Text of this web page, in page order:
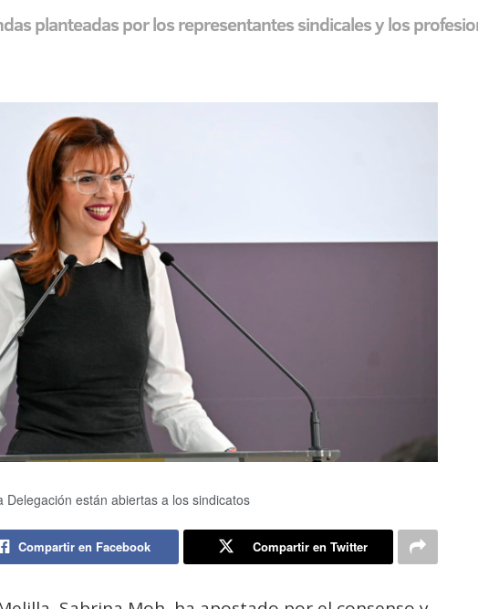
planteadas por los representantes sindicales y los
están abiertas a los sindicatos
Compartir en Facebook Compartir en Twitter